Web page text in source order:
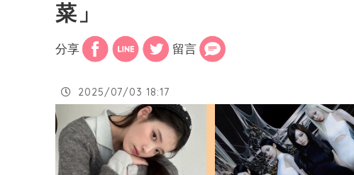
菜」
分享 留言
2025/07/03 18:17